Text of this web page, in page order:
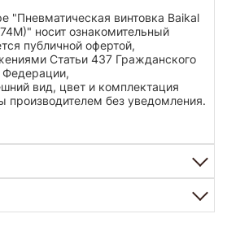
"Пневматическая винтовка Baikal
носит ознакомительный
публичной офертой,
Статьи 437 Гражданского
Федерации,
вид, цвет и комплектация
производителем без уведомления.